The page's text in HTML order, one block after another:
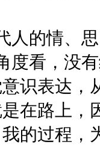
人的情、
度看，没
识表达，
在路上，
的过程，